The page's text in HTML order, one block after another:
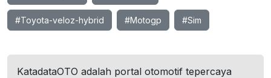
#Toyota-veloz-hybrid #Motogp #Sim
KatadataOTO adalah portal otomotif tepercaya